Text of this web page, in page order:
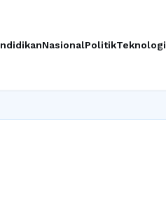
NasionalPolitikTeknologi